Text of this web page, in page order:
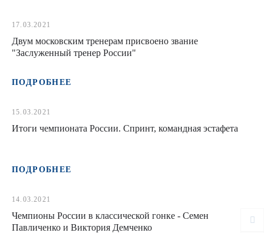
17.03.2021
Двум московским тренерам присвоено звание
"Заслуженный тренер России"
ПОДРОБНЕЕ
15.03.2021
Итоги чемпионата России. Спринт, командная эстафета
ПОДРОБНЕЕ
14.03.2021
Чемпионы России в классической гонке - Семен
Павличенко и Виктория Демченко